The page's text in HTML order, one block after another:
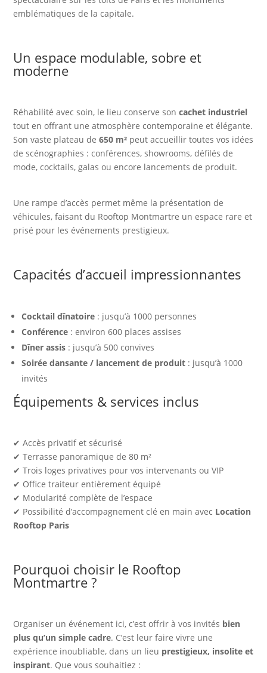
emblématiques de la capitale.
Un espace modulable, sobre et
moderne
Réhabilité avec soin, le lieu conserve soncachet industriel
tout en offrant une atmosphère contemporaine et élégante.
Son vaste plateau de650 m² peut accueillir toutes vos idées
de scénographies : conférences, showrooms, défilés de
mode, cocktails, galas ou encore lancements de produit.
Une rampe d’accès permet même la présentation de
véhicules, faisant du Rooftop Montmartre un espace rare et
prisé pour les événements prestigieux.
Capacités d’accueil impressionnantes
Cocktail dînatoire : jusqu’à 1000 personnes
Conférence : environ 600 places assises
Dîner assis : jusqu’à 500 convives
Soirée dansante / lancement de produit : jusqu’à 1000
invités
Équipements & services inclus
✔ Accès privatif et sécurisé
✔ Terrasse panoramique de 80 m²
✔ Trois loges privatives pour vos intervenants ou VIP
✔ Office traiteur entièrement équipé
✔ Modularité complète de l’espace
✔ Possibilité d’accompagnement clé en main avec Location
Rooftop Paris
Pourquoi choisir le Rooftop
Montmartre ?
Organiser un événement ici, c’est offrir à vos invités bien
plus qu’un simple cadre. C’est leur faire vivre une
expérience inoubliable, dans un lieu prestigieux, insolite et
inspirant. Que vous souhaitiez :